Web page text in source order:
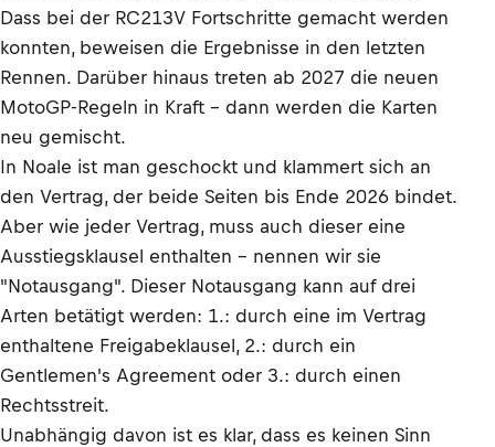
Dass bei der RC213V Fortschritte gemacht werden
konnten, beweisen die Ergebnisse in den letzten
Rennen. Darüber hinaus treten ab 2027 die neuen
MotoGP-Regeln in Kraft – dann werden die Karten
neu gemischt.
In Noale ist man geschockt und klammert sich an
den Vertrag, der beide Seiten bis Ende 2026 bindet.
Aber wie jeder Vertrag, muss auch dieser eine
Ausstiegsklausel enthalten – nennen wir sie
"Notausgang". Dieser Notausgang kann auf drei
Arten betätigt werden: 1.: durch eine im Vertrag
enthaltene Freigabeklausel, 2.: durch ein
Gentlemen's Agreement oder 3.: durch einen
Rechtsstreit.
Unabhängig davon ist es klar, dass es keinen Sinn